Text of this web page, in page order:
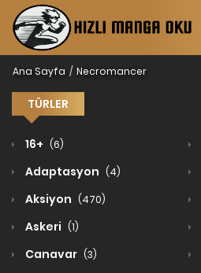
Ana Sayfa Necromancer
TÜRLER
16+ (6)
Adaptasyon (4)
Aksiyon (470)
Askeri (1)
Canavar (3)